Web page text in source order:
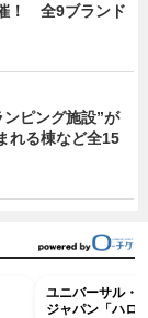
！ 全9ブランド
ピング施設”が
れる棟など全15
ユニバーサル・
ジャパン「ハロ